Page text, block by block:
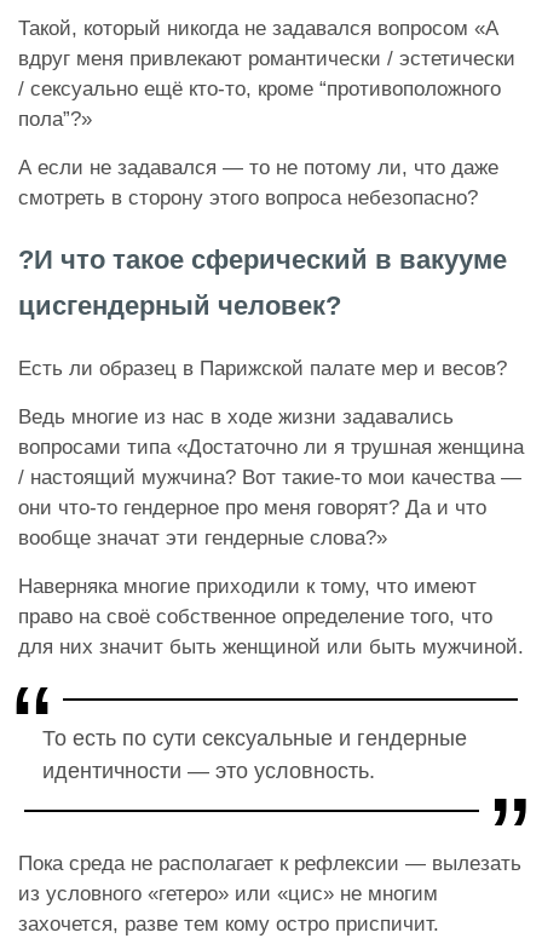
Такой, который никогда не задавался вопросом «А
вдруг меня привлекают романтически / эстетически
/ сексуально ещё кто-то, кроме “противоположного
пола”?»
А если не задавался — то не потому ли, что даже
смотреть в сторону этого вопроса небезопасно?
?И что такое сферический в вакууме
цисгендерный человек?
Есть ли образец в Парижской палате мер и весов?
Ведь многие из нас в ходе жизни задавались
вопросами типа «Достаточно ли я трушная женщина
/ настоящий мужчина? Вот такие-то мои качества —
они что-то гендерное про меня говорят? Да и что
вообще значат эти гендерные слова?»
Наверняка многие приходили к тому, что имеют
право на своё собственное определение того, что
для них значит быть женщиной или быть мужчиной.
То есть по сути сексуальные и гендерные
идентичности — это условность.
Пока среда не располагает к рефлексии — вылезать
из условного «гетеро» или «цис» не многим
захочется, разве тем кому остро приспичит.